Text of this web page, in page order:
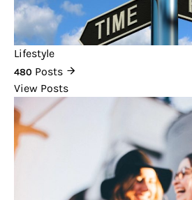
Lifestyle
480 Posts
View Posts